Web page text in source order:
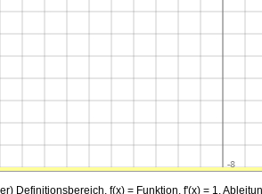
Definitionsbereich, f(x) = Funktion, f'(x) = 1.